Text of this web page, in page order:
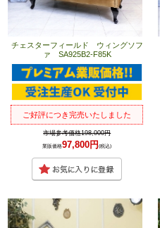
チェスターフィールド ウィングソフ
ァ SA925B2-F85K
ご好評につき完売いたしました
市場参考価格198,000円
業販価格97,800円(税込)